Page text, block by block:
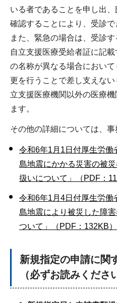
いる者であることを申し出
確認することにより、受診で
また、緊急の場合は、受診
自立支援医療受給者証に記
の名称が異なる場合におい
更を行うことで差し支えな
立支援医療機関以外の医療
ます。
その他の詳細については、事
令和6年1月1日付厚生労働
島地震にかかる災害の被
扱いについて」（PDF：
令和6年1月4日付厚生労働
島地震により被災した障
ついて」（PDF：132KB）
新規指定の申請に関
（必ずお読みくださ